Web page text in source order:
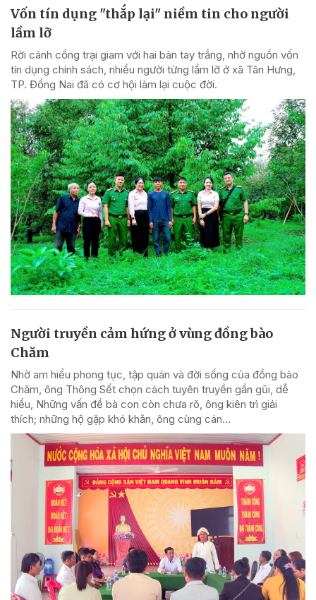
Vốn tín dụng "thắp lại" niềm tin cho người
lầm lỡ
Rời cánh cổng trại giam với hai bàn tay trắng, nhờ nguồn vốn
tín dụng chính sách, nhiều người từng lầm lỡ ở xã Tân Hưng,
TP. Đồng Nai đã có cơ hội làm lại cuộc đời.
Người truyền cảm hứng ở vùng đồng bào
Chăm
Nhờ am hiểu phong tục, tập quán và đời sống của đồng bào
Chăm, ông Thông Sết chọn cách tuyên truyền gần gũi, dễ
hiểu, Những vấn đề bà con còn chưa rõ, ông kiên trì giải
thích; những hộ gặp khó khăn, ông cùng cán...